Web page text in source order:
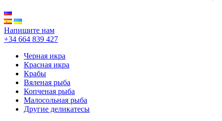
Напишите нам
+34 664 839 427
Черная икра
Красная икра
Крабы
Вяленая рыба
Копченая рыба
Малосольная рыба
Другие деликатесы